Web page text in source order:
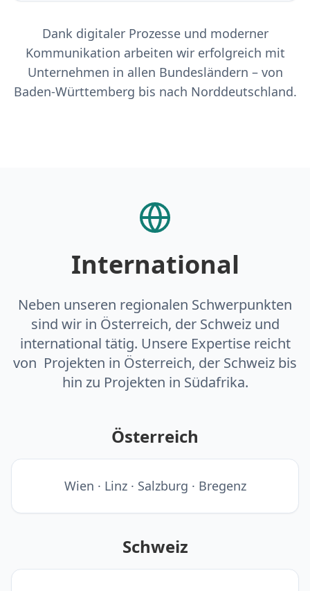
Dank digitaler Prozesse und moderner
Kommunikation arbeiten wir erfolgreich mit
Unternehmen in allen Bundesländern – von
Baden-Württemberg bis nach Norddeutschland.
International
Neben unseren regionalen Schwerpunkten
sind wir in Österreich, der Schweiz und
international tätig. Unsere Expertise reicht
von Projekten in Österreich, der Schweiz bis
hin zu Projekten in Südafrika.
Österreich
Wien · Linz · Salzburg · Bregenz
Schweiz